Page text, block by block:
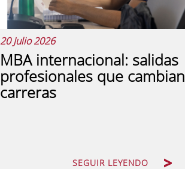
20 Julio 2026
MBA internacional: salidas
profesionales que cambian
carreras
SEGUIR LEYENDO